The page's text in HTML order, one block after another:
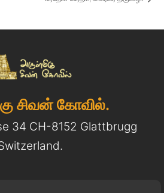
சிவன் கோவில்.
34 CH-8152 Glattbrugg